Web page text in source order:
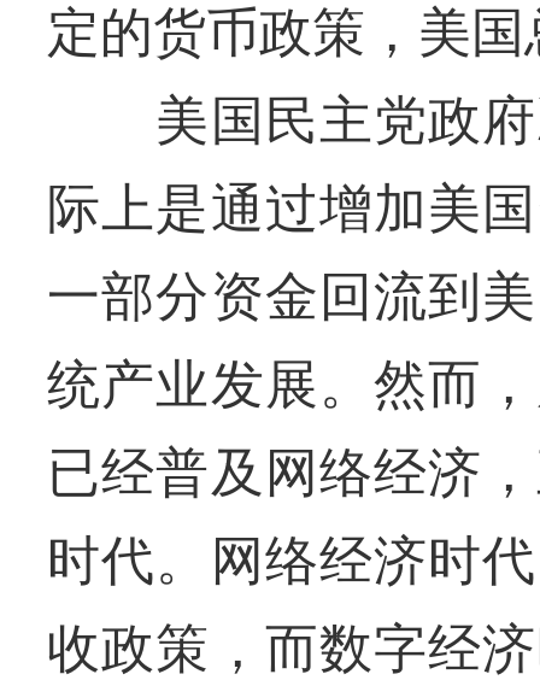
定的货币政策，美
美国民主党政府
际上是通过增加美
一部分资金回流到
统产业发展。然而
已经普及网络经济
时代。网络经济时
收政策，而数字经